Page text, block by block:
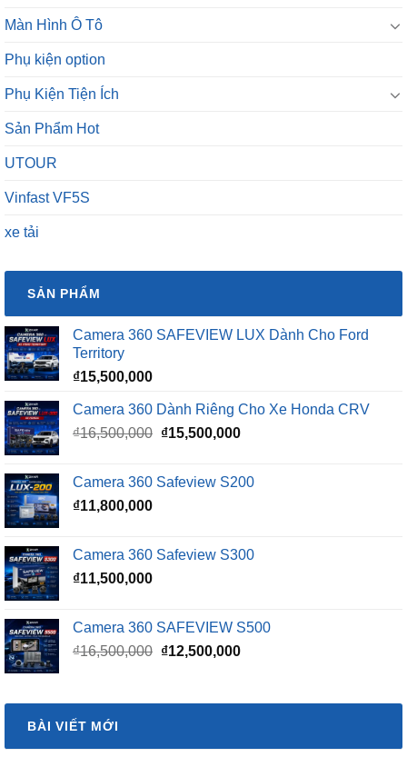
Màn Hình Ô Tô
Phụ kiện option
Phụ Kiện Tiện Ích
Sản Phẩm Hot
UTOUR
Vinfast VF5S
xe tải
SẢN PHẨM
Camera 360 SAFEVIEW LUX Dành Cho Ford
Territory
₫15,500,000
Camera 360 Dành Riêng Cho Xe Honda CRV
₫16,500,000 Giá
₫16,500,000.
₫15,500,000Giá
là:
Camera 360 Safeview S200
₫11,800,000
Camera 360 Safeview S300
₫11,500,000
Camera 360 SAFEVIEW S500
₫16,500,000 Giá
₫16,500,000.
₫12,500,000Giá
là:
BÀI VIẾT MỚI